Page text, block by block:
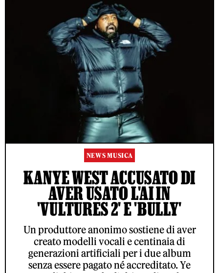
NEWS MUSICA
KANYE WEST ACCUSATO DI
AVER USATO L'AI IN
'VULTURES 2' E 'BULLY'
Un produttore anonimo sostiene di aver
creato modelli vocali e centinaia di
generazioni artificiali per i due album
senza essere pagato né accreditato. Ye